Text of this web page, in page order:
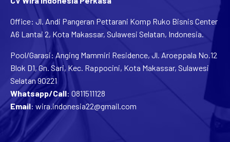
Office: Jl. Andi Pangeran Pettarani Komp Ruko Bisnis Center
A6 Lantai 2, Kota Makassar, Sulawesi Selatan, Indonesia.
Blok D1, Gn. Sari, Kec. Rappocini, Kota Makassar, Sulawesi
Selatan 90221
Whatsapp/Call
Email:wira.indonesia22@gmail.com